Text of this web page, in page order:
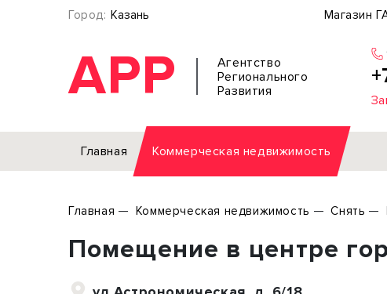
Город: Казань Магазин
АРР
Агентство
Регионального
Развития
Главная Коммерческая недвижимость
Торговое помещение
Склад
Земельный
Отдельное
Главная Коммерческая недвижимость Снять
Помещение в центре